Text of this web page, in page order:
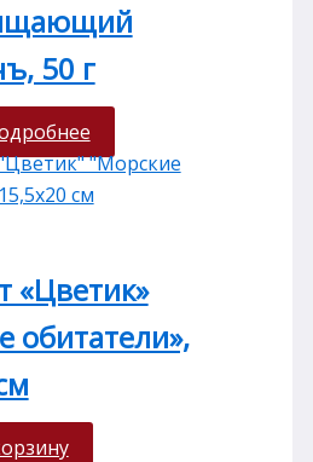
50 г
«Цветик»
обитатели»,